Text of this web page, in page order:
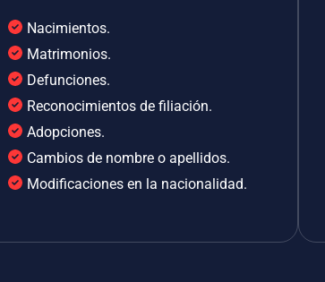
Nacimientos.
Matrimonios.
Defunciones.
Reconocimientos de filiación.
Adopciones.
Cambios de nombre o apellidos.
Modificaciones en la nacionalidad.